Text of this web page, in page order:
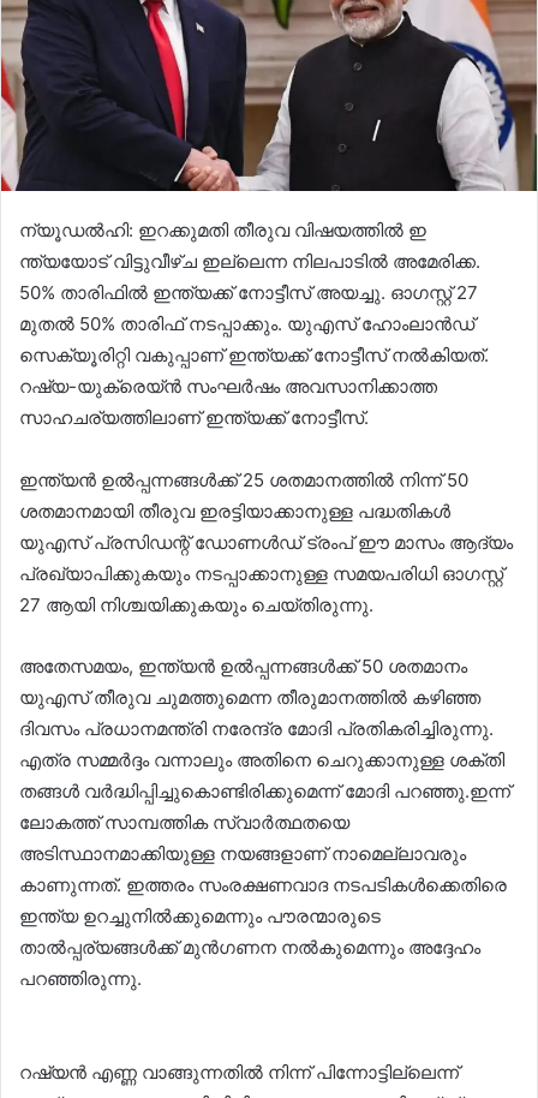
ന്യൂഡൽഹി: ഇറക്കുമതി തീരുവ വിഷയത്തില്‍ ഇ
ന്ത്യയോട് വിട്ടുവീഴ്ച ഇല്ലെന്ന നിലപാടില്‍ അമേരിക്ക.
50% താരിഫിൽ ഇന്ത്യക്ക് നോട്ടീസ് അയച്ചു. ഓഗസ്റ്റ് 27
മുതൽ 50% താരിഫ് നടപ്പാക്കും. യുഎസ് ഹോംലാൻഡ്
സെക്യൂരിറ്റി വകുപ്പാണ് ഇന്ത്യക്ക് നോട്ടീസ് നൽകിയത്.
റഷ്യ-യുക്രെയ്ൻ സംഘർഷം അവസാനിക്കാത്ത
സാഹചര്യത്തിലാണ് ഇന്ത്യക്ക് നോട്ടീസ്.
ഇന്ത്യൻ ഉൽപ്പന്നങ്ങൾക്ക് 25 ശതമാനത്തിൽ നിന്ന് 50
ശതമാനമായി തീരുവ ഇരട്ടിയാക്കാനുള്ള പദ്ധതികൾ
യുഎസ് പ്രസിഡന്റ് ഡോണൾഡ് ട്രംപ് ഈ മാസം ആദ്യം
പ്രഖ്യാപിക്കുകയും നടപ്പാക്കാനുള്ള സമയപരിധി ഓഗസ്റ്റ്
27 ആയി നിശ്ചയിക്കുകയും ചെയ്തിരുന്നു.
അതേസമയം, ഇന്ത്യൻ ഉൽപ്പന്നങ്ങൾക്ക് 50 ശതമാനം
യുഎസ് തീരുവ ചുമത്തുമെന്ന തീരുമാനത്തിൽ കഴിഞ്ഞ
ദിവസം പ്രധാനമന്ത്രി നരേന്ദ്ര മോദി പ്രതികരിച്ചിരുന്നു.
എത്ര സമ്മർദ്ദം വന്നാലും അതിനെ ചെറുക്കാനുള്ള ശക്തി
തങ്ങൾ വർദ്ധിപ്പിച്ചുകൊണ്ടിരിക്കുമെന്ന് മോദി പറഞ്ഞു.ഇന്ന്
ലോകത്ത് സാമ്പത്തിക സ്വാർത്ഥതയെ
അടിസ്ഥാനമാക്കിയുള്ള നയങ്ങളാണ് നാമെല്ലാവരും
കാണുന്നത്. ഇത്തരം സംരക്ഷണവാദ നടപടികൾക്കെതിരെ
ഇന്ത്യ ഉറച്ചുനിൽക്കുമെന്നും പൗരന്മാരുടെ
താൽപ്പര്യങ്ങൾക്ക് മുൻഗണന നൽകുമെന്നും അദ്ദേഹം
പറഞ്ഞിരുന്നു.
റഷ്യൻ എണ്ണ വാങ്ങുന്നതിൽ നിന്ന് പിന്നോട്ടില്ലെന്ന്